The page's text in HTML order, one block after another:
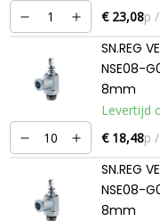
€ 23,08p
SN.REG
NSE08-
8mm
Levertijd
€ 18,48p
SN.REG
NSE08-
8mm